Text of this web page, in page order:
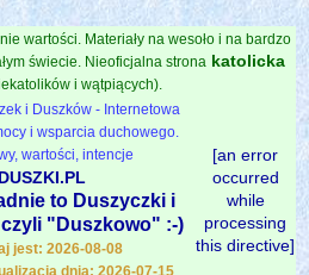
wartości. Materiały na wesoło i na bardzo
świecie. Nieoficjalna strona katolicka
i wątpiących).
i Duszków - Internetowa
i wsparcia duchowego.
wartości, intencje
DUSZKI.PL
to Duszyczki i
"Duszkowo" :-)
jest: 2026-08-08
dnia: 2026-07-15
[an error
occurred
while
processing
this directive]